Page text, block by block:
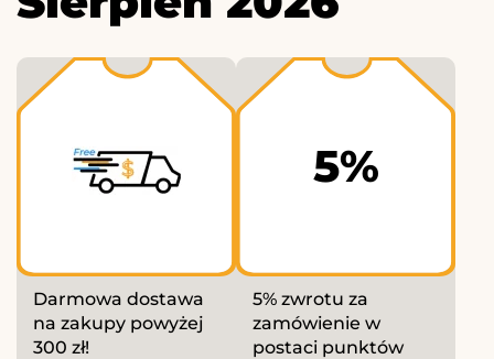
Darmowa dostawa
na zakupy powyżej
300 zł!
5%
5% zwrotu za
zamówienie w
postaci punktów